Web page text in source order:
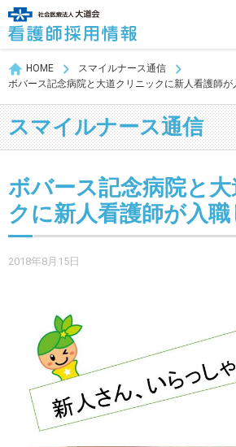
HOME
スマイルナース通信
ボバース記念病院と大道クリニックに新人看護師が
スマイルナース通信
ボバース記念病院と
クに新人看護師が入
2018年8月15日